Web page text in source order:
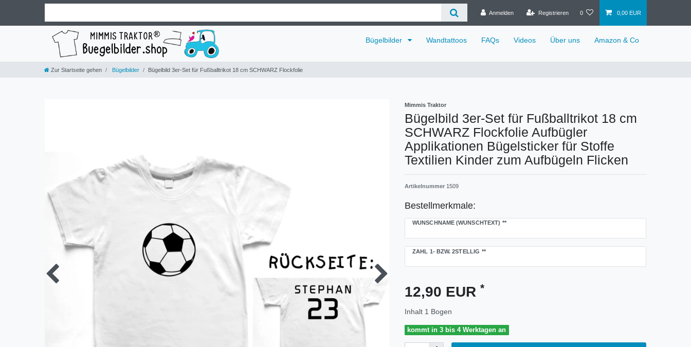
Anmelden Registrieren 0 0,00 EUR
Bügelbilder Wandtattoos FAQs Videos Über uns Amazon & Co
Zur Startseite gehen Bügelbilder Bügelbild 3er-Set für Fußballtrikot 18 cm SCHWARZ Flockfolie
Mimmis Traktor
Bügelbild 3er-Set für Fußballtrikot 18 cm
SCHWARZ Flockfolie Aufbügler
Applikationen Bügelsticker für Stoffe
Textilien Kinder zum Aufbügeln Flicken
Artikelnummer 1509
Bestellmerkmale:
WUNSCHNAME (WUNSCHTEXT) **
ZAHL 1- BZW. 2STELLIG **
12,90 EUR *
Inhalt 1 Bogen
kommt in 3 bis 4 Werktagen an